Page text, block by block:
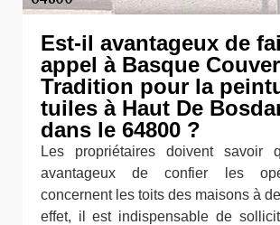
Est-il avantageux de
appel à Basque
Tradition pour la
tuiles à Haut De
dans le 64800 ?
Les propriétaires doivent savoir
avantageux de confier les
concernent les toits des maisons à
effet, il est indispensable de